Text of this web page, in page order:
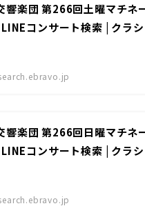
響楽団 第266回土曜マチネ
コンサート検索 | クラ
響楽団 第266回日曜マチネ
コンサート検索 | クラ